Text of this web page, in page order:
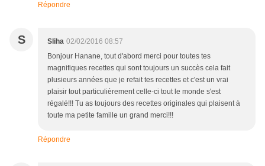
Répondre
S Sliha 02/02/2016 08:57
Bonjour Hanane, tout d'abord merci pour toutes tes
magnifiques recettes qui sont toujours un succès cela fait
plusieurs années que je refait tes recettes et c'est un vrai
plaisir tout particulièrement celle-ci tout le monde s'est
régalé!!! Tu as toujours des recettes originales qui plaisent à
toute ma petite famille un grand merci!!!
Répondre